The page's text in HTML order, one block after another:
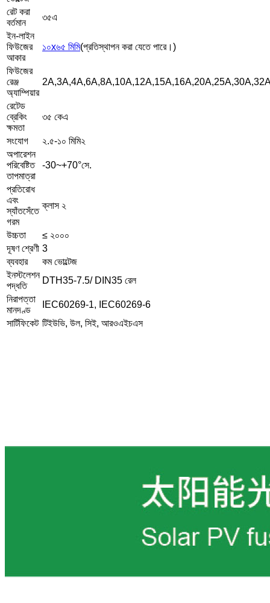
রেট করা
বর্তমান
৩৫এ
ইন-লাইন
ফিউজের
আকার
১০x৬৫ মিমি(প্রতিস্থাপন করা যেতে পারে।)
ফিউজের
রেঞ্জ
অ্যাম্পিয়ার
রেটেড
ব্রেকিং
ক্ষমতা
৩৫ কেএ
সংযোগ
২.৫-১০ মিমি২
অপারেশন
পরিবেষ্টিত
তাপমাত্রা
-30~+70°সে.
প্রতিরোধ
এবং
স্যাঁতসেঁতে
গরম
ক্লাস ২
উচ্চতা
≤ ২০০০
দূষণ শ্রেণী 3
ব্যবহার
কম ভোল্টেজ
ইনস্টলেশন
পদ্ধতি
DTH35-7.5/ DIN35 রেল
নিরাপত্তা
মানদণ্ড
IEC60269-1, IEC60269-6
সার্টিফিকেট টিইউভি, উল, সিই, আরওএইচএস